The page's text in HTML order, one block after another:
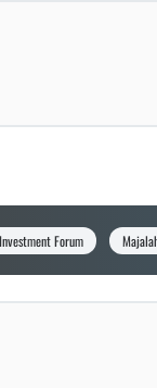
Forum